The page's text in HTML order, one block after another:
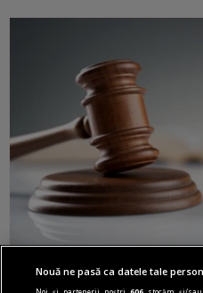
stat, acuzată de
Nouă ne pasă ca datele tale